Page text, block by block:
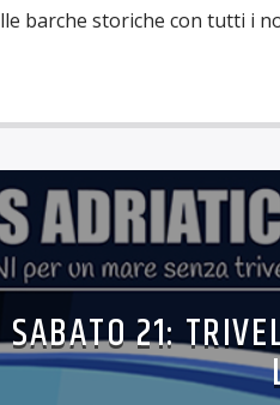
barche storiche con tutti i
SABATO 21: